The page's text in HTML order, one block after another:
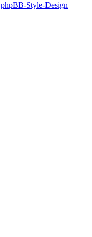
phpBB-Style-Design